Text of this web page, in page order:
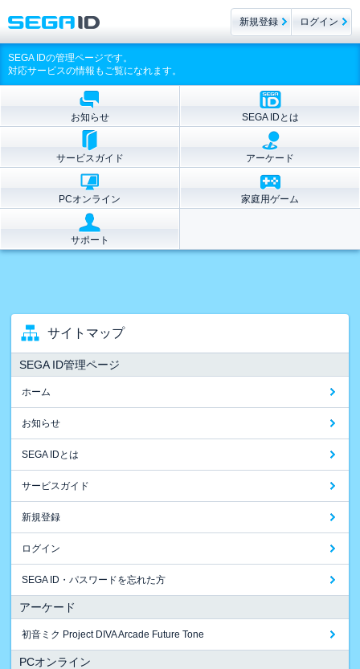
SEGA IDの管理ページです。
対応サービスの情報もご覧になれます。
お知らせ SEGA IDとは
サービスガイド アーケード
PCオンライン 家庭用ゲーム
サポート
サイトマップ
SEGA ID管理ページ
ホーム
お知らせ
SEGA IDとは
サービスガイド
新規登録
ログイン
SEGA ID・パスワードを忘れた方
アーケード
初音ミク Project DIVA Arcade Future Tone
PCオンライン
新規登録 ログイン